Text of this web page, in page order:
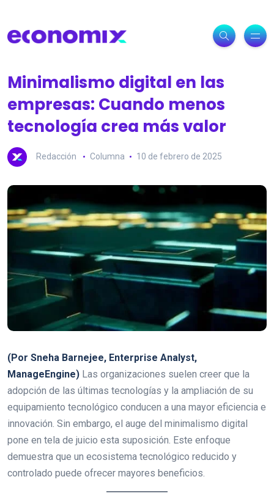
Minimalismo digital en las
empresas: Cuando menos
tecnología crea más valor
Redacción Columna 10 de febrero de 2025
(Por Sneha Barnejee, Enterprise Analyst,
ManageEngine) Las organizaciones suelen creer que la
adopción de las últimas tecnologías y la ampliación de su
equipamiento tecnológico conducen a una mayor eficiencia e
innovación. Sin embargo, el auge del minimalismo digital
pone en tela de juicio esta suposición. Este enfoque
demuestra que un ecosistema tecnológico reducido y
controlado puede ofrecer mayores beneficios.